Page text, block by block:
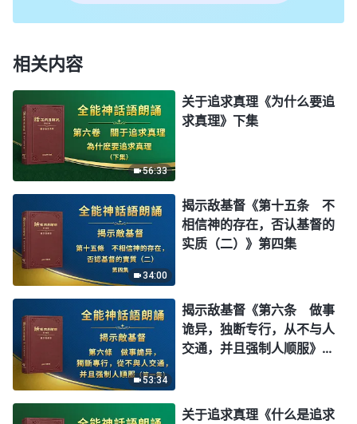
相关内容
56:33
关于追求真理《为什么要追
求真理》下集
34:00
揭示敌基督《第十五条 不
相信神的存在，否认基督的
实质（二）》第四集
53:34
揭示敌基督《第六条 做事
诡异，独断专行，从不与人
交通，并且强制人顺服》第
关于追求真理《什么是追求